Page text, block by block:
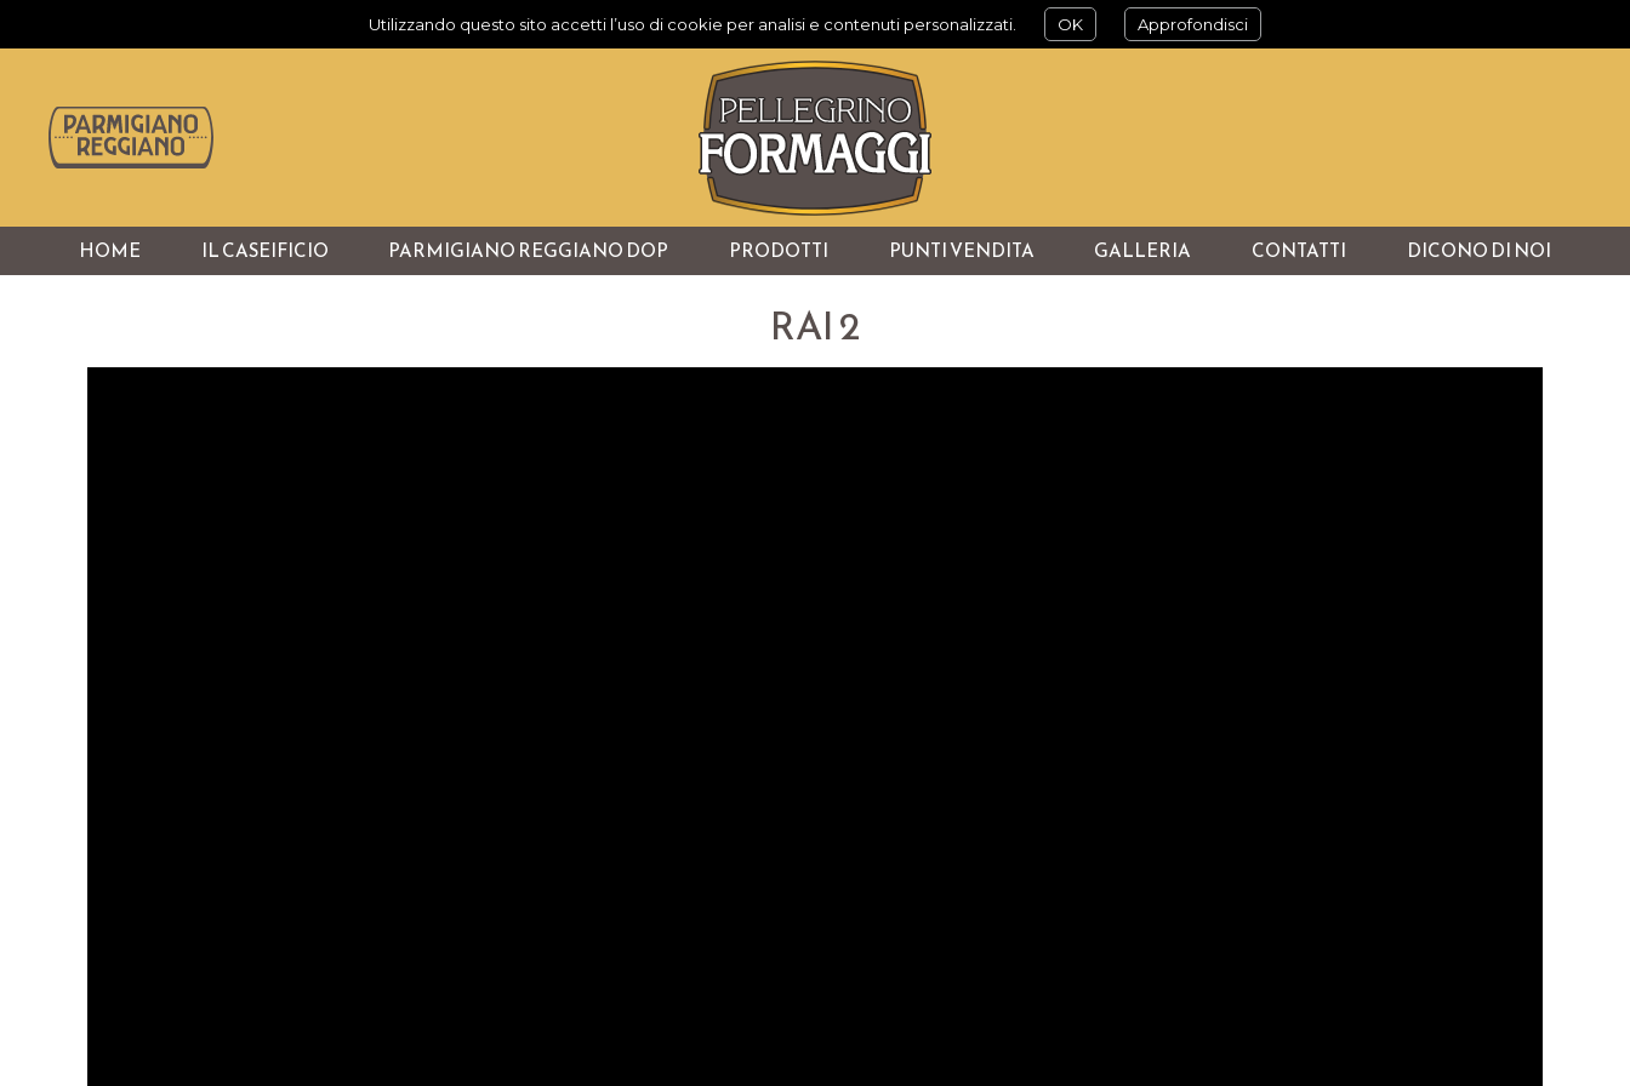
Utilizzando questo sito accetti l’uso di cookie per analisi e contenuti personalizzati. OK Approfondisci
HOME IL CASEIFICIO PARMIGIANO REGGIANO DOP PRODOTTI PUNTI VENDITA GALLERIA CONTATTI DICONO DI NOI
RAI 2